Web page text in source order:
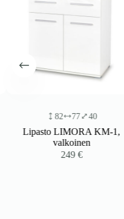
82 77 40
Lipasto LIMORA KM-1,
valkoinen
249€